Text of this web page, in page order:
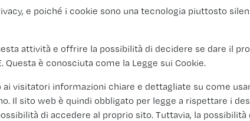
e poiché i cookie sono una tecnologia piuttosto
attività e offrire la possibilità di decidere se dare il
Questa è conosciuta come la Legge sui Cookie.
visitatori informazioni chiare e dettagliate su come
Il sito web è quindi obbligato per legge a rispettare i
di accedere al proprio sito. Tuttavia, la